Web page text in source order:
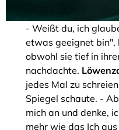
- Weißt du, ich
etwas geeignet bin",
obwohl sie tief in
nachdachte.
jedes Mal zu
Spiegel schaute. -
mich an und denke,
mehr wie das Ich